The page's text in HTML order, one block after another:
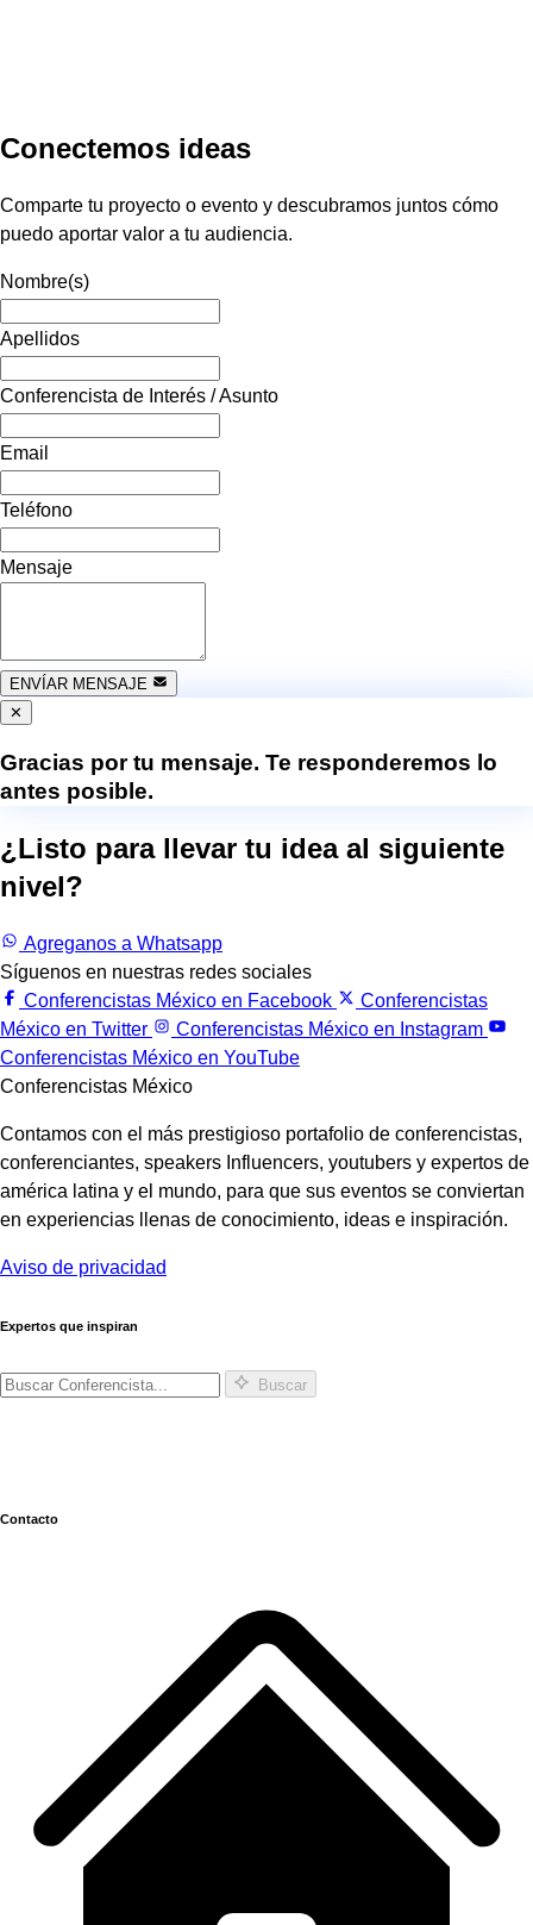
Conectemos ideas
Comparte tu proyecto o evento y descubramos juntos cómo
puedo aportar valor a tu audiencia.
Nombre(s)
Apellidos
Conferencista de Interés / Asunto
Email
Teléfono
Mensaje
ENVÍAR MENSAJE
✕
Gracias por tu mensaje. Te responderemos lo
antes posible.
¿Listo para llevar tu idea al siguiente
nivel?
Agreganos a Whatsapp
Síguenos en nuestras redes sociales
Conferencistas México en Facebook
Conferencistas
México en Twitter
Conferencistas México en Instagram
Conferencistas México en YouTube
Conferencistas México
Contamos con el más prestigioso portafolio de conferencistas,
conferenciantes, speakers Influencers, youtubers y expertos de
américa latina y el mundo, para que sus eventos se conviertan
en experiencias llenas de conocimiento, ideas e inspiración.
Aviso de privacidad
Expertos que inspiran
Buscar
Contacto